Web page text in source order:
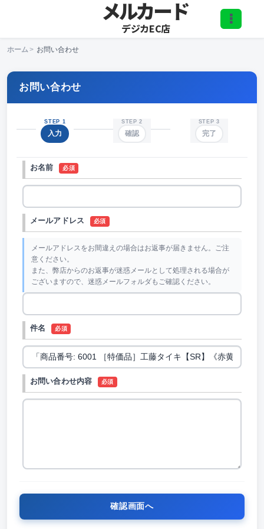
メルカード
デジカEC店
ホーム> お問い合わせ
お問い合わせ
STEP 1
入力
STEP 2
確認
STEP 3
完了
お名前 必須
メールアドレス 必須
メールアドレスをお間違えの場合はお返事が届きません。ご注
意ください。
また、弊店からのお返事が迷惑メールとして処理される場合が
ございますので、迷惑メールフォルダもご確認ください。
件名 必須
お問い合わせ内容 必須
確認画面へ